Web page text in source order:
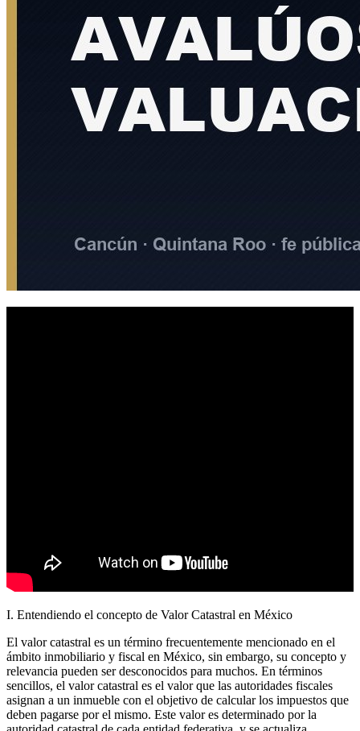
I. Entendiendo el concepto de Valor Catastral en México
El valor catastral es un término frecuentemente mencionado en el
ámbito inmobiliario y fiscal en México, sin embargo, su concepto y
relevancia pueden ser desconocidos para muchos. En términos
sencillos, el valor catastral es el valor que las autoridades fiscales
asignan a un inmueble con el objetivo de calcular los impuestos que
deben pagarse por el mismo. Este valor es determinado por la